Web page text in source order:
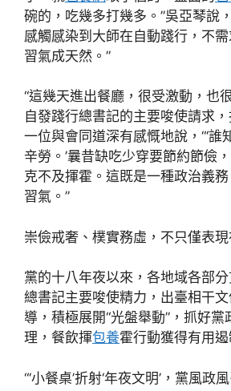
碗的，吃幾多打幾多。”吳亞琴說
感觸感染到大師在自動踐行，不
習氣成天然。”
“這幾天進出餐廳，很受激動，也
自發踐行總書記的主要唆使請求，
一位與會同道深有感慨地說，“‘誰
辛勞。’曩昔缺吃少穿要節約節儉
克不及揮霍。這既是一種政治義
習氣。”
崇儉戒奢、樸實務虛，不只僅表現
黨的十八年夜以來，各地域各部
總書記主要唆使精力，出臺相干
導，積極展開“光盤舉動”，抓好
理，餐飲揮包養霍行動獲得有用遏
“‘小餐桌’折射‘年夜文明’，黨風政